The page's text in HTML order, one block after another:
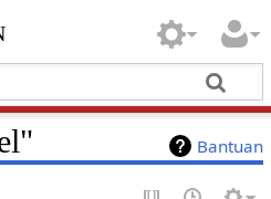
Bantuan